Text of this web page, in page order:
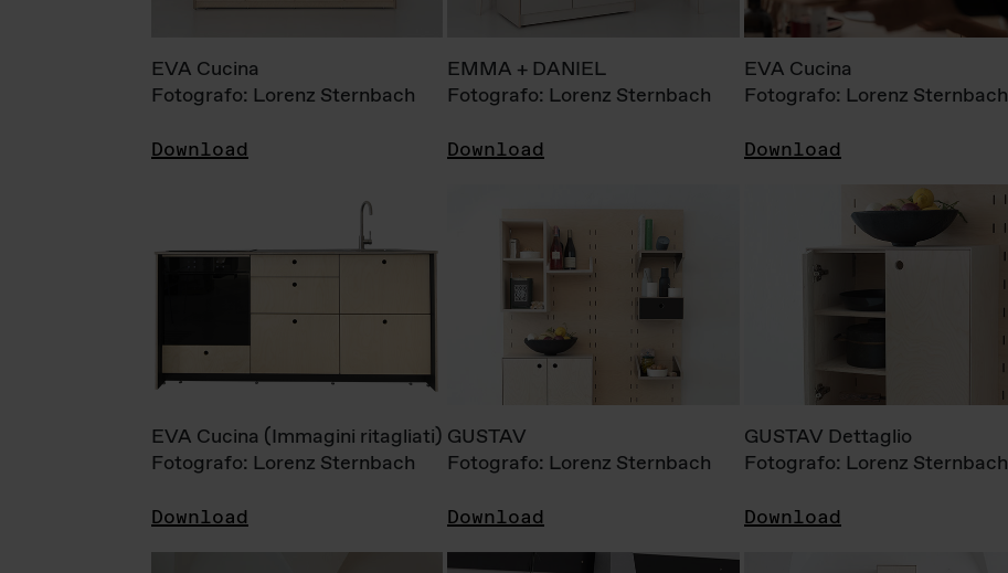
EVA Cucina
Fotografo: Lorenz Sternbach
Download
EMMA + DANIEL
Fotografo: Lorenz Sternbach
Download
EVA Cucina
Fotografo: Lorenz Sternbach
Download
EVA Cucina (Immagini ritagliati)
Fotografo: Lorenz Sternbach
Download
GUSTAV
Fotografo: Lorenz Sternbach
Download
GUSTAV Dettaglio
Fotografo: Lorenz Sternbach
Download